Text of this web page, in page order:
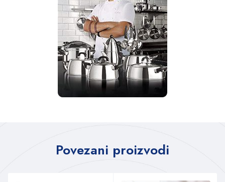
Povezani proizvodi